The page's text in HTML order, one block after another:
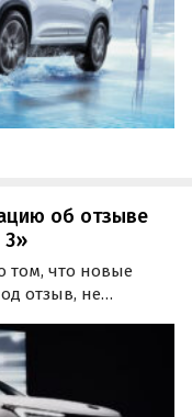
об отзыве
3»
том, что новые
отзыв, не
службы
бренда.